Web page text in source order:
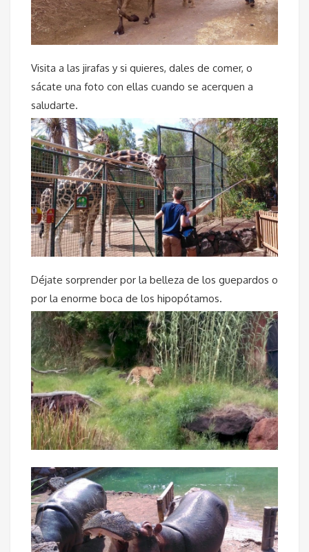
Visita a las jirafas y si quieres, dales de comer, o
sácate una foto con ellas cuando se acerquen a
saludarte.
Déjate sorprender por la belleza de los guepardos o
por la enorme boca de los hipopótamos.